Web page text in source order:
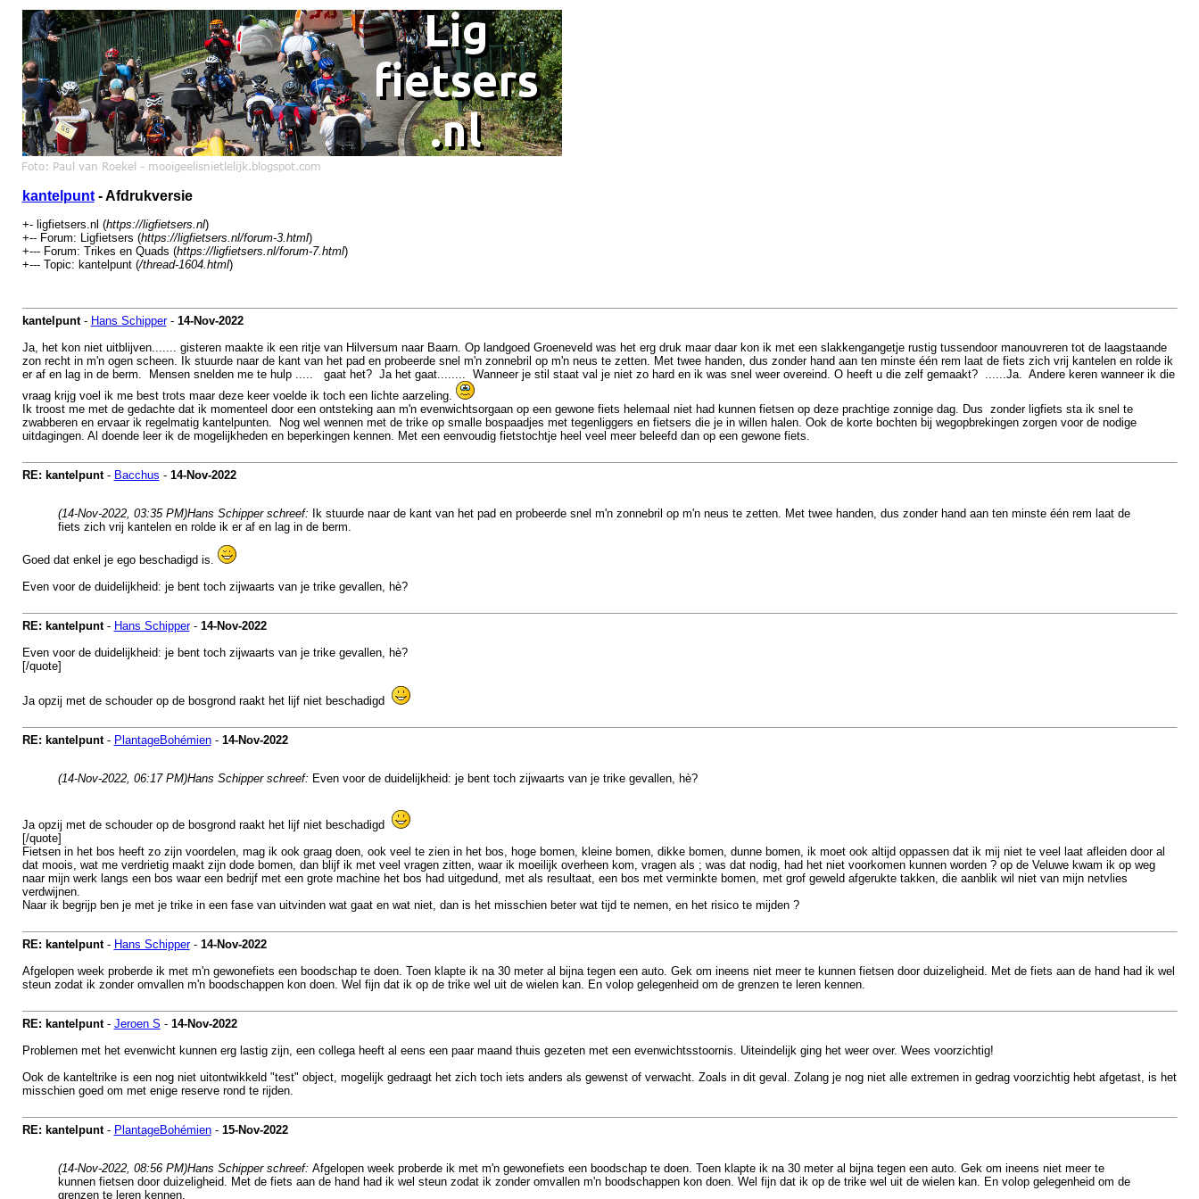
kantelpunt- Afdrukversie
+- ligfietsers.nl (https://ligfietsers.nl)
+-- Forum: Ligfietsers (https://ligfietsers.nl/forum-3.html)
+--- Forum: Trikes en Quads (https://ligfietsers.nl/forum-7.html)
+--- Topic: kantelpunt (/thread-1604.html)
kantelpunt- Hans Schipper- 14-Nov-2022
Ja, het kon niet uitblijven....... gisteren maakte ik een ritje van Hilversum naar Baarn. Op landgoed Groeneveld was het erg druk maar daar kon ik met een slakkengangetje rustig tussendoor manouvreren tot de laagstaande
zon recht in m'n ogen scheen. Ik stuurde naar de kant van het pad en probeerde snel m'n zonnebril op m'n neus te zetten. Met twee handen, dus zonder hand aan ten minste één rem laat de fiets zich vrij kantelen en rolde ik
er af en lag in de berm. Mensen snelden me te hulp ..... gaat het? Ja het gaat........ Wanneer je stil staat val je niet zo hard en ik was snel weer overeind. O heeft u die zelf gemaakt? ......Ja. Andere keren wanneer ik die
vraag krijg voel ik me best trots maar deze keer voelde ik toch een lichte aarzeling.
Ik troost me met de gedachte dat ik momenteel door een ontsteking aan m'n evenwichtsorgaan op een gewone fiets helemaal niet had kunnen fietsen op deze prachtige zonnige dag. Dus zonder ligfiets sta ik snel te
zwabberen en ervaar ik regelmatig kantelpunten. Nog wel wennen met de trike op smalle bospaadjes met tegenliggers en fietsers die je in willen halen. Ook de korte bochten bij wegopbrekingen zorgen voor de nodige
uitdagingen. Al doende leer ik de mogelijkheden en beperkingen kennen. Met een eenvoudig fietstochtje heel veel meer beleefd dan op een gewone fiets.
RE: kantelpunt- Bacchus - 14-Nov-2022
(14-Nov-2022, 03:35 PM)Hans Schipper schreef:
Ik stuurde naar de kant van het pad en probeerde snel m'n zonnebril op m'n neus te zetten. Met twee handen, dus zonder hand aan ten minste één rem laat de
fiets zich vrij kantelen en rolde ik er af en lag in de berm.
Goed dat enkel je ego beschadigd is.
Even voor de duidelijkheid: je bent toch zijwaarts van je trike gevallen, hè?
RE: kantelpunt- Hans Schipper- 14-Nov-2022
Even voor de duidelijkheid: je bent toch zijwaarts van je trike gevallen, hè?
[/quote]
Ja opzij met de schouder op de bosgrond raakt het lijf niet beschadigd
RE: kantelpunt- PlantageBohémien- 14-Nov-2022
(14-Nov-2022, 06:17 PM)Hans Schipper schreef: Even voor de duidelijkheid: je bent toch zijwaarts van je trike gevallen, hè?
Ja opzij met de schouder op de bosgrond raakt het lijf niet beschadigd
[/quote]
Fietsen in het bos heeft zo zijn voordelen, mag ik ook graag doen, ook veel te zien in het bos, hoge bomen, kleine bomen, dikke bomen, dunne bomen, ik moet ook altijd oppassen dat ik mij niet te veel laat afleiden door al
dat moois, wat me verdrietig maakt zijn dode bomen, dan blijf ik met veel vragen zitten, waar ik moeilijk overheen kom, vragen als ; was dat nodig, had het niet voorkomen kunnen worden ? op de Veluwe kwam ik op weg
naar mijn werk langs een bos waar een bedrijf met een grote machine het bos had uitgedund, met als resultaat, een bos met verminkte bomen, met grof geweld afgerukte takken, die aanblik wil niet van mijn netvlies
verdwijnen.
Naar ik begrijp ben je met je trike in een fase van uitvinden wat gaat en wat niet, dan is het misschien beter wat tijd te nemen, en het risico te mijden ?
RE: kantelpunt- Hans Schipper- 14-Nov-2022
Afgelopen week proberde ik met m'n gewonefiets een boodschap te doen. Toen klapte ik na 30 meter al bijna tegen een auto. Gek om ineens niet meer te kunnen fietsen door duizeligheid. Met de fiets aan de hand had ik wel
steun zodat ik zonder omvallen m'n boodschappen kon doen. Wel fijn dat ik op de trike wel uit de wielen kan. En volop gelegenheid om de grenzen te leren kennen.
RE: kantelpunt- Jeroen S - 14-Nov-2022
Problemen met het evenwicht kunnen erg lastig zijn, een collega heeft al eens een paar maand thuis gezeten met een evenwichtsstoornis. Uiteindelijk ging het weer over. Wees voorzichtig!
Ook de kanteltrike is een nog niet uitontwikkeld "test" object, mogelijk gedraagt het zich toch iets anders als gewenst of verwacht. Zoals in dit geval. Zolang je nog niet alle extremen in gedrag voorzichtig hebt afgetast, is het
misschien goed om met enige reserve rond te rijden.
RE: kantelpunt- PlantageBohémien- 15-Nov-2022
(14-Nov-2022, 08:56 PM)Hans Schipper schreef: Afgelopen week proberde ik met m'n gewonefiets een boodschap te doen. Toen klapte ik na 30 meter al bijna tegen een auto. Gek om ineens niet meer te
kunnen fietsen door duizeligheid. Met de fiets aan de hand had ik wel steun zodat ik zonder omvallen m'n boodschappen kon doen. Wel fijn dat ik op de trike wel uit de wielen kan. En volop gelegenheid om de
grenzen te leren kennen.